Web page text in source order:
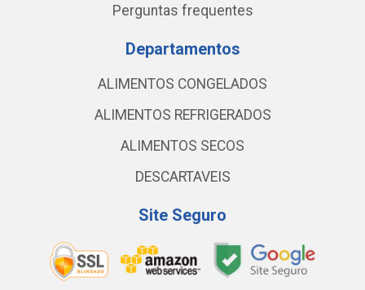
Perguntas frequentes
Departamentos
ALIMENTOS CONGELADOS
ALIMENTOS REFRIGERADOS
ALIMENTOS SECOS
DESCARTAVEIS
Site Seguro